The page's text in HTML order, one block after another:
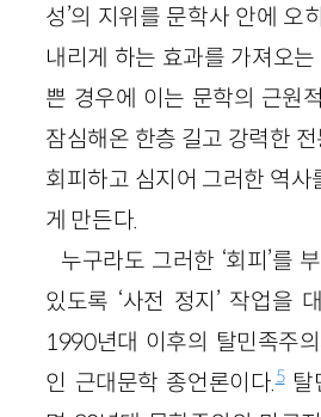
성’의 지위를 문학사 안에 오
내리게 하는 효과를 가져오
쁜 경우에 이는 문학의 근원
잠심해온 한층 길고 강력한
회피하고 심지어 그러한 역사
게 만든다.
누구라도 그러한 ‘회피’를
있도록 ‘사전 정지’ 작업을
1990년대 이후의 탈민족주
인 근대문학 종언론이다.5탈